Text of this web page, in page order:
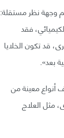
وجهة نظر مستقلة:
فقد
قد تكون الخلايا
بعد».
أنواع معينة من
مثل العلاج